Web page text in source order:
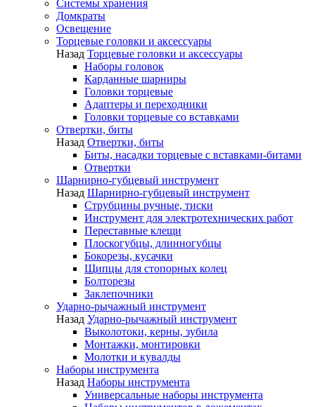
Системы хранения
Домкраты
Освещение
Торцевые головки и аксессуары
Назад Торцевые головки и аксессуары
Наборы головок
Карданные шарниры
Головки торцевые
Адаптеры и переходники
Головки торцевые со вставками
Отвертки, биты
Назад Отвертки, биты
Биты, насадки торцевые с вставками-битами
Отвертки
Шарнирно-губцевый инструмент
Назад Шарнирно-губцевый инструмент
Струбцины ручные, тиски
Инструмент для электротехнических работ
Переставные клещи
Плоскогубцы, длинногубцы
Бокорезы, кусачки
Щипцы для стопорных колец
Болторезы
Заклепочники
Ударно-рычажный инструмент
Назад Ударно-рычажный инструмент
Выколотоки, керны, зубила
Монтажки, монтировки
Молотки и кувалды
Наборы инструмента
Назад Наборы инструмента
Универсальные наборы инструмента